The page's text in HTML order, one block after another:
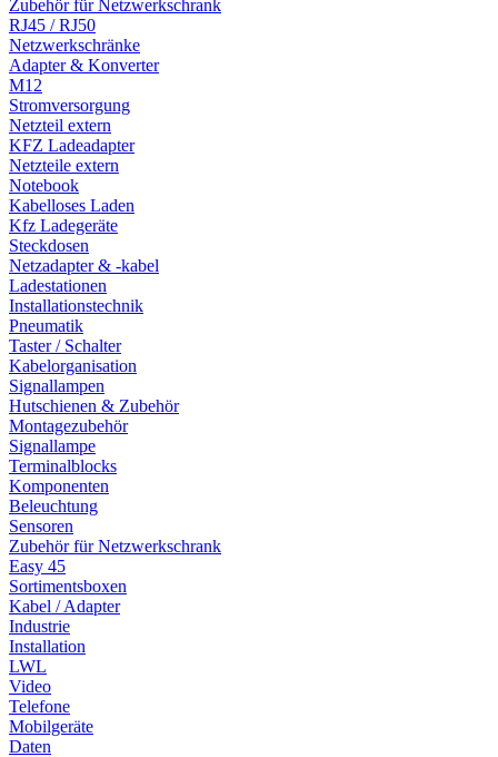
Zubehör für Netzwerkschrank
RJ45 / RJ50
Netzwerkschränke
Adapter & Konverter
M12
Stromversorgung
Netzteil extern
KFZ Ladeadapter
Netzteile extern
Notebook
Kabelloses Laden
Kfz Ladegeräte
Steckdosen
Netzadapter & -kabel
Ladestationen
Installationstechnik
Pneumatik
Taster / Schalter
Kabelorganisation
Signallampen
Hutschienen & Zubehör
Montagezubehör
Signallampe
Terminalblocks
Komponenten
Beleuchtung
Sensoren
Zubehör für Netzwerkschrank
Easy 45
Sortimentsboxen
Kabel / Adapter
Industrie
Installation
LWL
Video
Telefone
Mobilgeräte
Daten